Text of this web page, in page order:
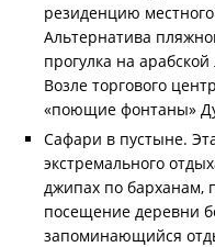
резиденцию
Альтернатива
прогулка на
Возле торгового
«поющие фонтаны»
Сафари в пустыне.
экстремального
джипах по барханам,
посещение деревни
запоминающийся